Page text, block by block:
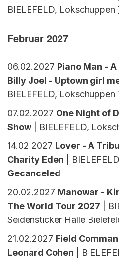
BIELEFELD, Lokschuppen
Februar 2027
06.02.2027 Piano Man -
Billy Joel - Uptown girl
BIELEFELD, Lokschuppen
07.02.2027 One Night of
Show | BIELEFELD,
14.02.2027 Lover - A
Charity Eden |
Gecanceled
20.02.2027 Manowar -
The World Tour 2027 |
Seidensticker Halle
21.02.2027 Field
Leonard Cohen |